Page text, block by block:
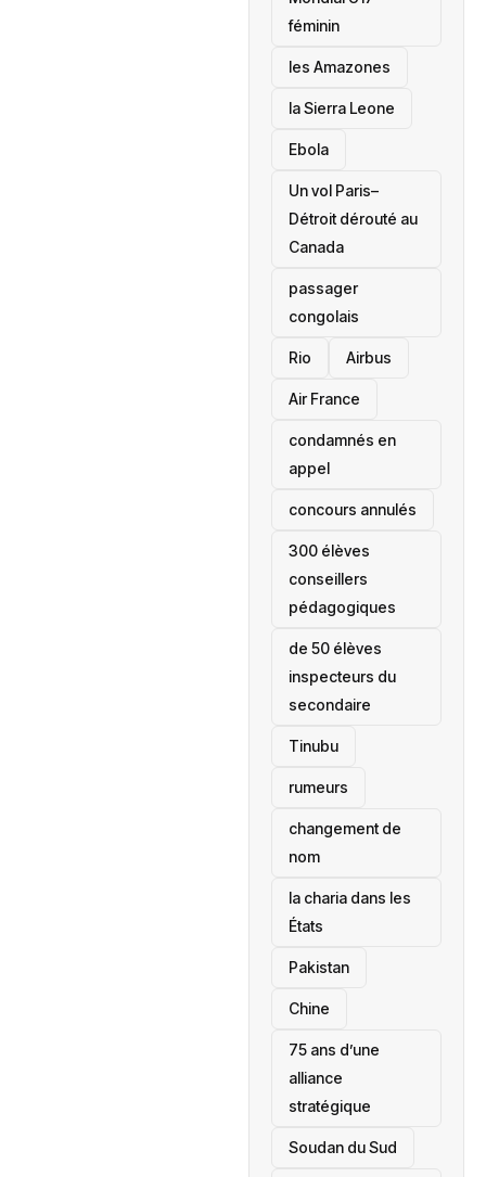
féminin
les Amazones
la Sierra Leone
‎Ebola
Un vol Paris–
Détroit dérouté au
Canada
passager
congolais
Rio Airbus
Air France
condamnés en
appel
concours annulés
300 élèves
conseillers
pédagogiques
de 50 élèves
inspecteurs du
secondaire
Tinubu
rumeurs
changement de
nom
la charia dans les
États
‎Pakistan
Chine
75 ans d’une
alliance
stratégique
‎Soudan du Sud